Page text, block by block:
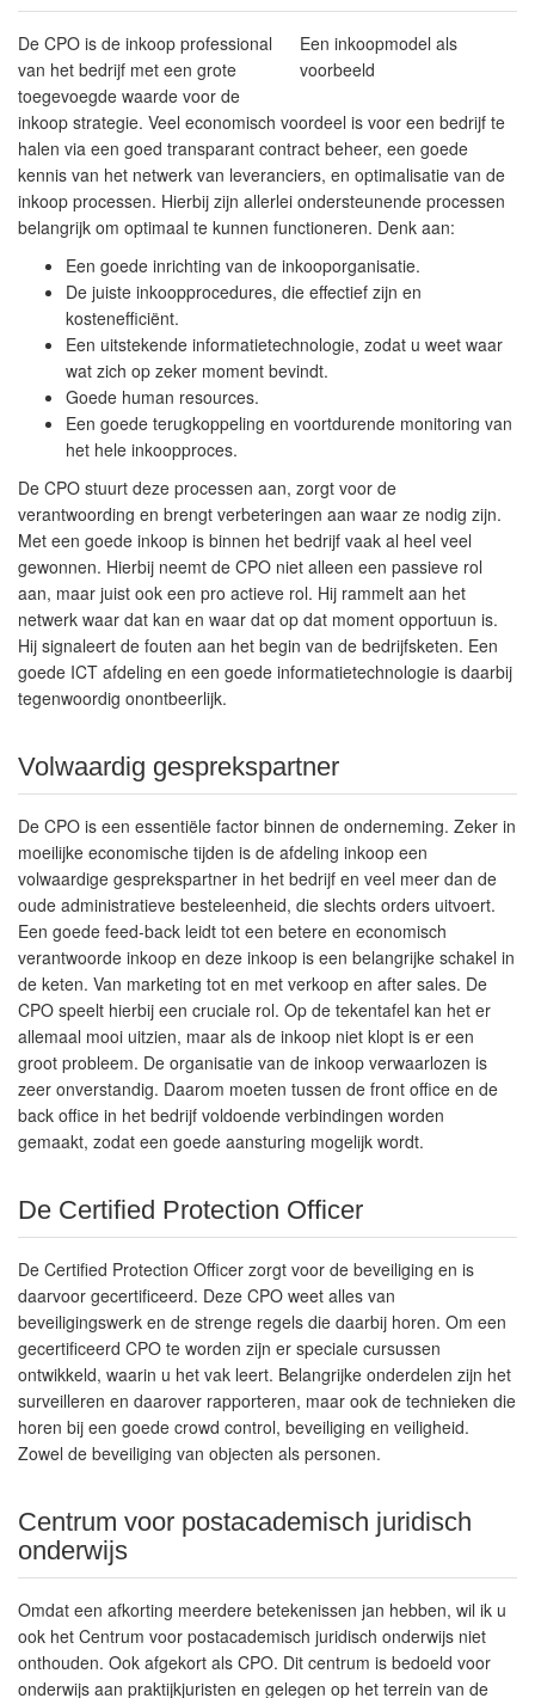
Een inkoopmodel als
voorbeeld
De CPO is de inkoop professional
van het bedrijf met een grote
toegevoegde waarde voor de
inkoop strategie. Veel economisch voordeel is voor een bedrijf te
halen via een goed transparant contract beheer, een goede
kennis van het netwerk van leveranciers, en optimalisatie van de
inkoop processen. Hierbij zijn allerlei ondersteunende processen
belangrijk om optimaal te kunnen functioneren. Denk aan:
Een goede inrichting van de inkooporganisatie.
De juiste inkoopprocedures, die effectief zijn en
kostenefficiënt.
Een uitstekende informatietechnologie, zodat u weet waar
wat zich op zeker moment bevindt.
Goede human resources.
Een goede terugkoppeling en voortdurende monitoring van
het hele inkoopproces.
De CPO stuurt deze processen aan, zorgt voor de
verantwoording en brengt verbeteringen aan waar ze nodig zijn.
Met een goede inkoop is binnen het bedrijf vaak al heel veel
gewonnen. Hierbij neemt de CPO niet alleen een passieve rol
aan, maar juist ook een pro actieve rol. Hij rammelt aan het
netwerk waar dat kan en waar dat op dat moment opportuun is.
Hij signaleert de fouten aan het begin van de bedrijfsketen. Een
goede ICT afdeling en een goede informatietechnologie is daarbij
tegenwoordig onontbeerlijk.
Volwaardig gesprekspartner
De CPO is een essentiële factor binnen de onderneming. Zeker in
moeilijke economische tijden is de afdeling inkoop een
volwaardige gesprekspartner in het bedrijf en veel meer dan de
oude administratieve besteleenheid, die slechts orders uitvoert.
Een goede feed-back leidt tot een betere en economisch
verantwoorde inkoop en deze inkoop is een belangrijke schakel in
de keten. Van marketing tot en met verkoop en after sales. De
CPO speelt hierbij een cruciale rol. Op de tekentafel kan het er
allemaal mooi uitzien, maar als de inkoop niet klopt is er een
groot probleem. De organisatie van de inkoop verwaarlozen is
zeer onverstandig. Daarom moeten tussen de front office en de
back office in het bedrijf voldoende verbindingen worden
gemaakt, zodat een goede aansturing mogelijk wordt.
De Certified Protection Officer
De Certified Protection Officer zorgt voor de beveiliging en is
daarvoor gecertificeerd. Deze CPO weet alles van
beveiligingswerk en de strenge regels die daarbij horen. Om een
gecertificeerd CPO te worden zijn er speciale cursussen
ontwikkeld, waarin u het vak leert. Belangrijke onderdelen zijn het
surveilleren en daarover rapporteren, maar ook de technieken die
horen bij een goede crowd control, beveiliging en veiligheid.
Zowel de beveiliging van objecten als personen.
Centrum voor postacademisch juridisch
onderwijs
Omdat een afkorting meerdere betekenissen jan hebben, wil ik u
ook het Centrum voor postacademisch juridisch onderwijs niet
onthouden. Ook afgekort als CPO. Dit centrum is bedoeld voor
onderwijs aan praktijkjuristen en gelegen op het terrein van de